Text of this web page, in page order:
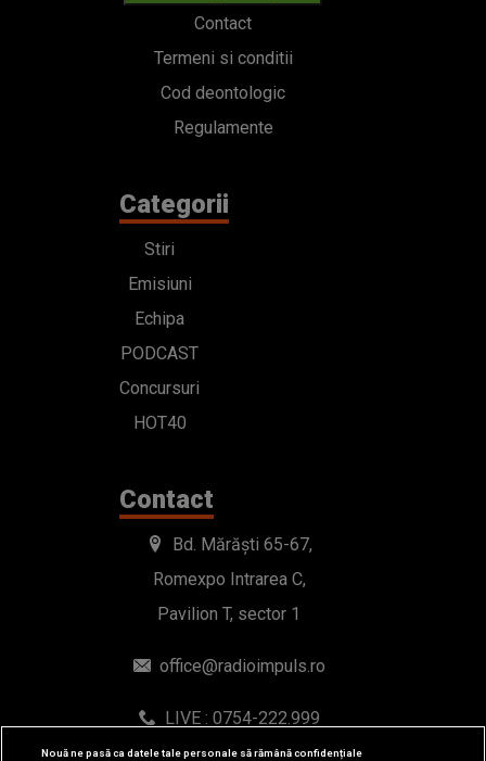
Contact
Termeni si conditii
Cod deontologic
Regulamente
Categorii
Stiri
Emisiuni
Echipa
PODCAST
Concursuri
HOT40
Contact
Bd. Mărăști 65-67,
Romexpo Intrarea C,
Pavilion T, sector 1
office@radioimpuls.ro
LIVE : 0754-222.999
WhatsApp: 0754-222.999
Nouă ne pasă ca datele tale personale să rămână confidențiale